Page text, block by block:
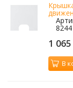
1 065
В